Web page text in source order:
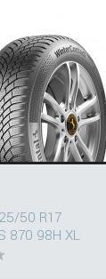
50 R17
870 98H XL